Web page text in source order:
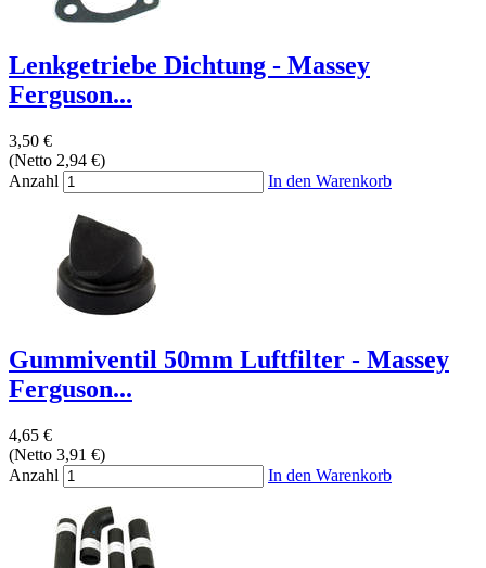
Lenkgetriebe Dichtung - Massey
Ferguson...
3,50 €
(Netto 2,94 €)
Anzahl
In den Warenkorb
Gummiventil 50mm Luftfilter - Massey
Ferguson...
4,65 €
(Netto 3,91 €)
Anzahl
In den Warenkorb